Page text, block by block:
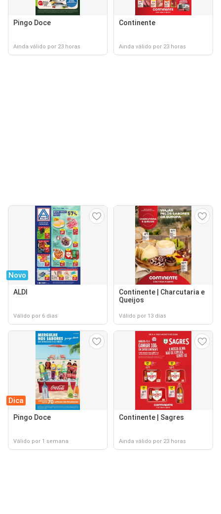
Pingo Doce
Ainda válido por 23 horas
Continente
Ainda válido por 23 horas
Novo
ALDI
Válido por 6 dias
Continente | Charcutaria e
Queijos
Válido por 13 dias
Dica
Pingo Doce
Válido por 1 semana
Continente | Sagres
Ainda válido por 23 horas